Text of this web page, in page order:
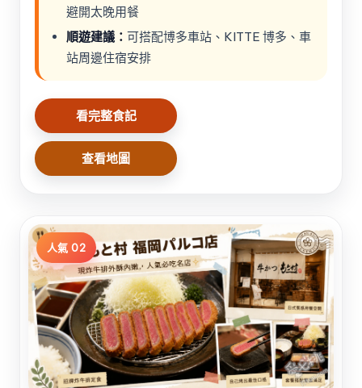
避開太晚用餐
順遊建議： 可搭配博多車站、KITTE 博多、車
站周邊住宿安排
看完整食記
查看地圖
人氣 02